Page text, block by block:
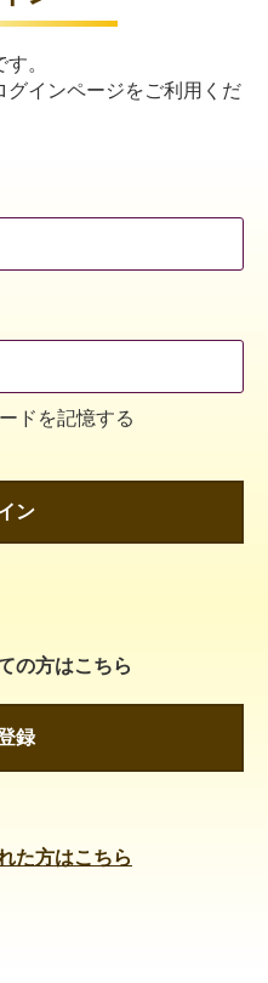
。
インページをご利用くだ
ドを記憶する
ン
の方はこちら
録
た方はこちら